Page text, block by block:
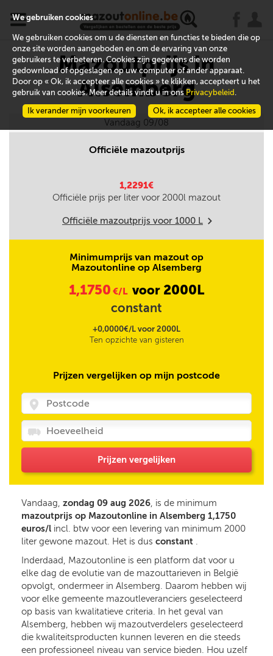
x
Mazoutprijs in
Alsemberg
Vandaag 09/08
Officiële mazoutprijs
1,2291€
Officiële prijs per liter voor 2000l mazout
Officiële mazoutprijs voor 1000 L m
Minimumprijs van mazout op
Mazoutonline op Alsemberg
1,1750 €/L voor 2000L
constant
+0,0000€/L voor 2000L
Ten opzichte van gisteren
Prijzen vergelijken op mijn postcode
Prijzen vergelijken
Vandaag, zondag 09 aug 2026, is de minimum
mazoutprijs op Mazoutonline in Alsemberg 1,1750
euros/l incl. btw voor een levering van minimum 2000
liter gewone mazout. Het is dus constant .
Inderdaad, Mazoutonline is een platform dat voor u
elke dag de evolutie van de mazouttarieven in België
opvolgt, ondermeer in Alsemberg. Daarom hebben wij
voor elke gemeente mazoutleveranciers geselecteerd
op basis van kwalitatieve criteria. In het geval van
Alsemberg, hebben wij mazoutverdelers geselecteerd
die kwaliteitsproducten kunnen leveren en die steeds
een professioneel niveau van service bieden. Hou uzelf
We gebruiken cookies
We gebruiken cookies om u de diensten en functies te bieden die op
onze site worden aangeboden en om de ervaring van onze
gebruikers te verbeteren. Cookies zijn gegevens die worden
gedownload of opgeslagen op uw computer of ander apparaat.
Door op « Ok, ik accepteer alle cookies » te klikken, accepteert u het
gebruik van cookies. Meer details vindt u in ons Privacybeleid .
Ok, ik accepteer alle cookies
Ik verander mijn voorkeuren